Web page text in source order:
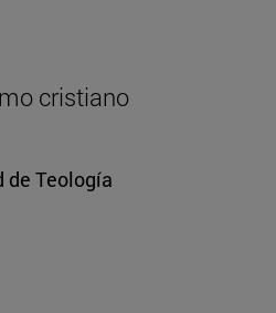
cristiano
de Teología